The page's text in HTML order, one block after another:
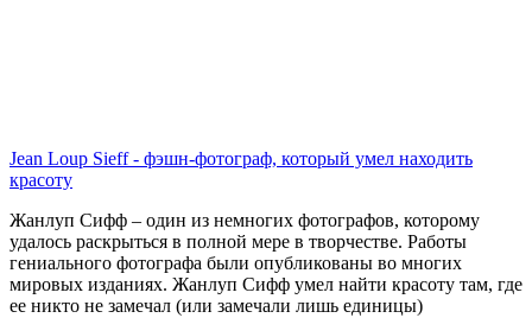
Jean Loup Sieff - фэшн-фотограф, который умел находить
красоту
Жанлуп Сифф – один из немногих фотографов, которому
удалось раскрыться в полной мере в творчестве. Работы
гениального фотографа были опубликованы во многих
мировых изданиях. Жанлуп Сифф умел найти красоту там, где
ее никто не замечал (или замечали лишь единицы)